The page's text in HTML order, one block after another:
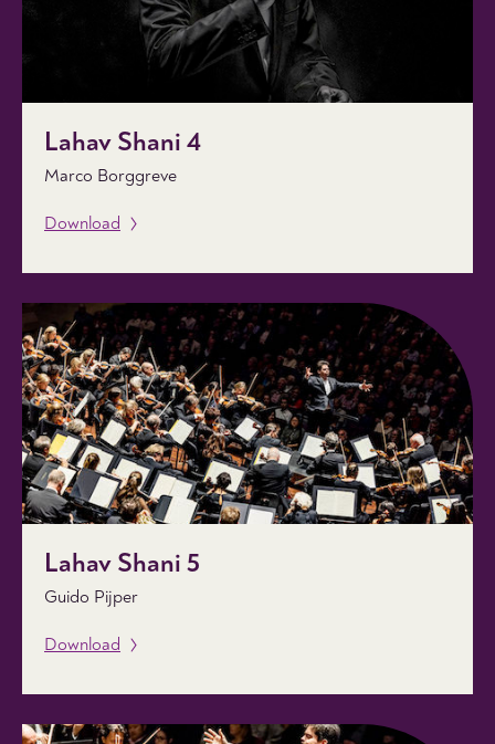
Lahav Shani 4
Marco Borggreve
Download
Lahav Shani 5
Guido Pijper
Download